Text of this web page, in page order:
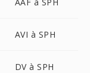
AVI à SPH
DV à SPH